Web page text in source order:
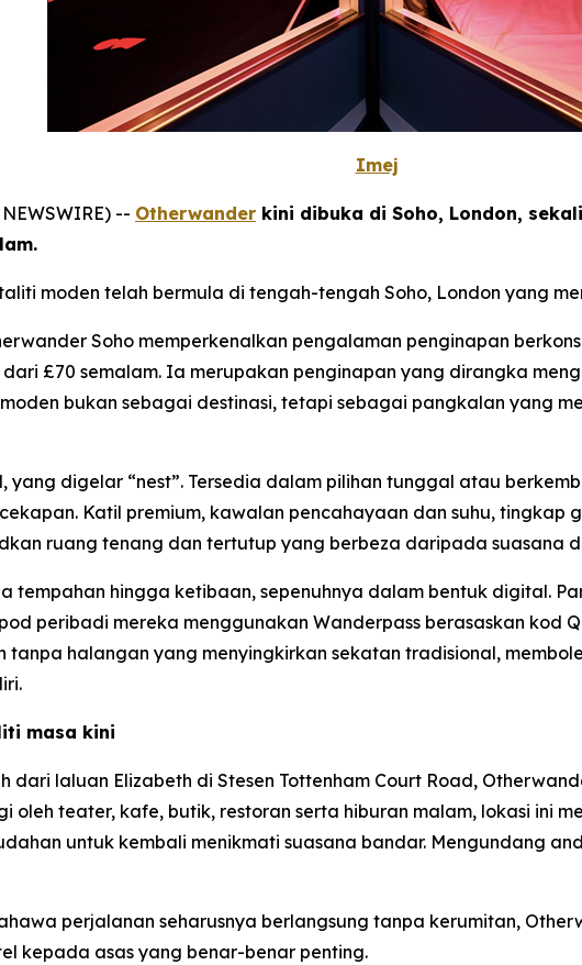
Imej
-- Otherwander kini dibuka di Soho, London,
moden telah bermula di tengah-tengah Soho, London yang
Soho memperkenalkan pengalaman penginapan
£70 semalam. Ia merupakan penginapan yang dirangka
bukan sebagai destinasi, tetapi sebagai pangkalan yang
yang digelar “nest”. Tersedia dalam pilihan tunggal atau
Katil premium, kawalan pencahayaan dan suhu, tingkap
ruang tenang dan tertutup yang berbeza daripada suasana
tempahan hingga ketibaan, sepenuhnya dalam bentuk digital.
peribadi mereka menggunakan Wanderpass berasaskan kod
tanpa halangan yang menyingkirkan sekatan tradisional,
masa kini
dari laluan Elizabeth di Stesen Tottenham Court Road,
oleh teater, kafe, butik, restoran serta hiburan malam, lokasi ini
untuk kembali menikmati suasana bandar. Mengundang
perjalanan seharusnya berlangsung tanpa kerumitan,
kepada asas yang benar-benar penting.